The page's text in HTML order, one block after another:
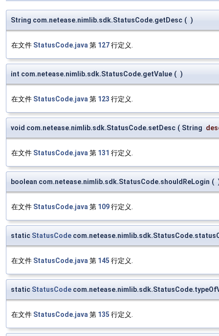
String com.netease.nimlib.sdk.StatusCode.getDesc ( )
在文件 StatusCode.java 第 127行定义.
int com.netease.nimlib.sdk.StatusCode.getValue ( )
在文件 StatusCode.java 第 123 行定义.
void com.netease.nimlib.sdk.StatusCode.setDesc ( String
在文件 StatusCode.java 第 131 行定义.
boolean com.netease.nimlib.sdk.StatusCode.shouldReLogin (
在文件 StatusCode.java 第 109行定义.
static StatusCode
在文件 StatusCode.java 第 145 行定义.
static StatusCode
在文件 StatusCode.java 第 135 行定义.